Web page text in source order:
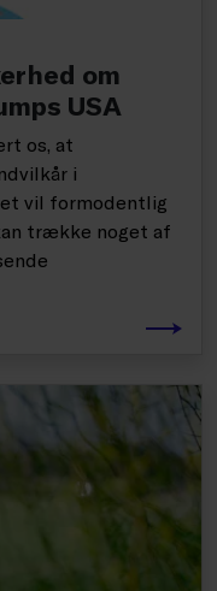
om
USA
os, at
i
vil formodentlig
trække noget af